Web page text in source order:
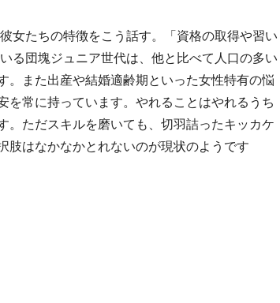
女たちの特徴をこう話す。「資格の取得や習い
る団塊ジュニア世代は、他と比べて人口の多い
。また出産や結婚適齢期といった女性特有の悩
常に持っています。やれることはやれるうち
。ただスキルを磨いても、切羽詰ったキッカケ
肢はなかなかとれないのが現状のようです